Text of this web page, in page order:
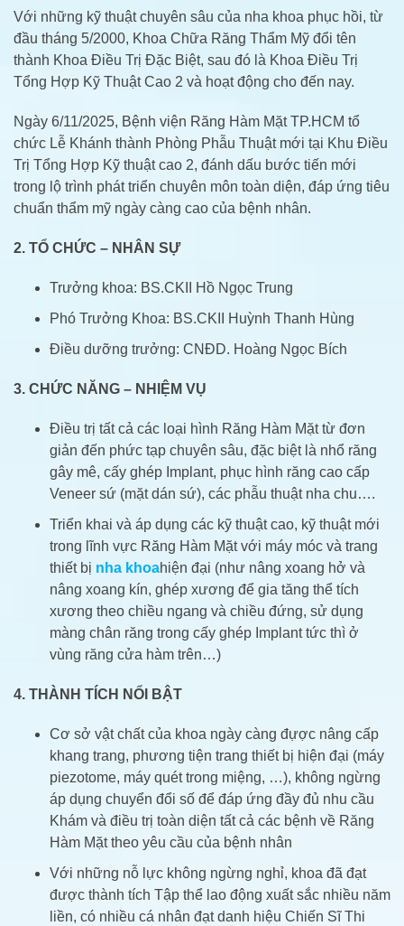
Với những kỹ thuật chuyên sâu của nha khoa phục hồi, từ
đầu tháng 5/2000, Khoa Chữa Răng Thẩm Mỹ đổi tên
thành Khoa Điều Trị Đặc Biệt, sau đó là Khoa Điều Trị
Tổng Hợp Kỹ Thuật Cao 2 và hoạt động cho đến nay.
Ngày 6/11/2025, Bệnh viện Răng Hàm Mặt TP.HCM tổ
chức Lễ Khánh thành Phòng Phẫu Thuật mới tại Khu Điều
Trị Tổng Hợp Kỹ thuật cao 2, đánh dấu bước tiến mới
trong lộ trình phát triển chuyên môn toàn diện, đáp ứng tiêu
chuẩn thẩm mỹ ngày càng cao của bệnh nhân.
2. TỔ CHỨC – NHÂN SỰ
Trưởng khoa: BS.CKII Hồ Ngọc Trung
Phó Trưởng Khoa: BS.CKII Huỳnh Thanh Hùng
Điều dưỡng trưởng: CNĐD. Hoàng Ngọc Bích
3. CHỨC NĂNG – NHIỆM VỤ
Điều trị tất cả các loại hình Răng Hàm Mặt từ đơn
giản đến phức tạp chuyên sâu, đặc biệt là nhổ răng
gây mê, cấy ghép Implant, phục hình răng cao cấp
Veneer sứ (mặt dán sứ), các phẫu thuật nha chu….
Triển khai và áp dụng các kỹ thuật cao, kỹ thuật mới
trong lĩnh vực Răng Hàm Mặt với máy móc và trang
thiết bị nha khoahiện đại (như nâng xoang hở và
nâng xoang kín, ghép xương để gia tăng thể tích
xương theo chiều ngang và chiều đứng, sử dụng
màng chân răng trong cấy ghép Implant tức thì ở
vùng răng cửa hàm trên…)
4. THÀNH TÍCH NỔI BẬT
Cơ sở vật chất của khoa ngày càng đựợc nâng cấp
khang trang, phương tiện trang thiết bị hiện đại (máy
piezotome, máy quét trong miệng, …), không ngừng
áp dụng chuyển đổi số để đáp ứng đầy đủ nhu cầu
Khám và điều trị toàn diện tất cả các bệnh về Răng
Hàm Mặt theo yêu cầu của bệnh nhân
Với những nỗ lực không ngừng nghỉ, khoa đã đạt
được thành tích Tập thể lao động xuất sắc nhiều năm
liền, có nhiều cá nhân đạt danh hiệu Chiến Sĩ Thi